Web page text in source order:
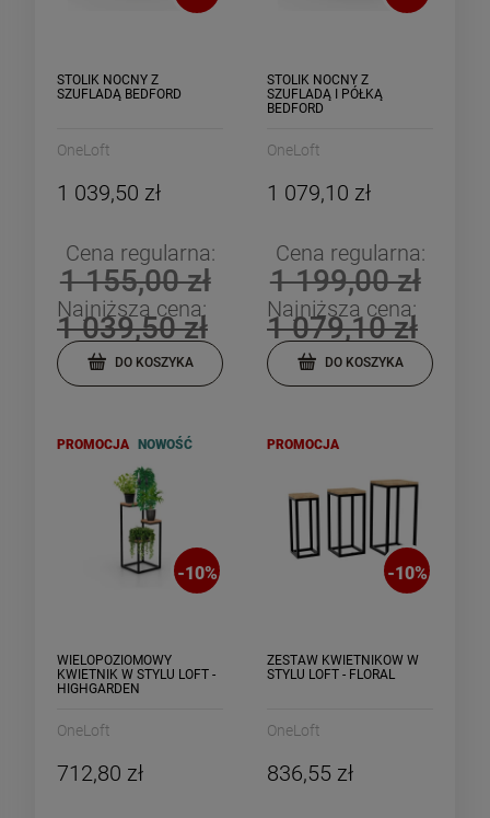
STOLIK NOCNY Z
SZUFLADĄ BEDFORD
OneLoft
1 039,50 zł
Cena regularna:
1 155,00 zł
Najniższa cena:
1 039,50 zł
DO KOSZYKA
STOLIK NOCNY Z
SZUFLADĄ I PÓŁKĄ
BEDFORD
OneLoft
1 079,10 zł
Cena regularna:
1 199,00 zł
Najniższa cena:
1 079,10 zł
DO KOSZYKA
-10%
WIELOPOZIOMOWY
KWIETNIK W STYLU LOFT -
HIGHGARDEN
OneLoft
712,80 zł
PROMOCJA NOWOŚĆ
-10%
ZESTAW KWIETNIKÓW W
STYLU LOFT - FLORAL
OneLoft
836,55 zł
PROMOCJA